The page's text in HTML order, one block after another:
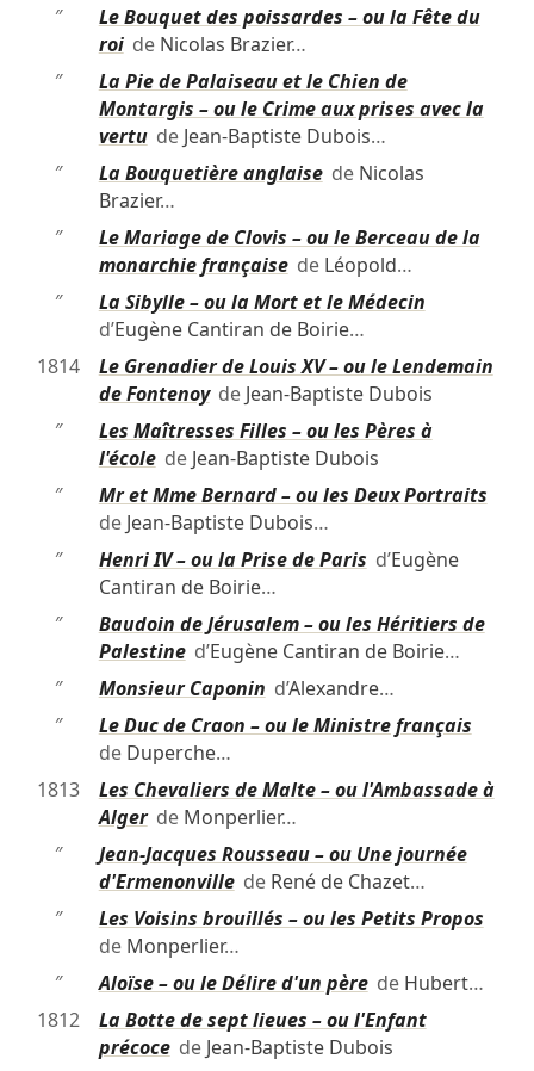
″
Le Bouquet des poissardes – ou la Fête du
roide Nicolas Brazier…
″
La Pie de Palaiseau et le Chien de
Montargis – ou le Crime aux prises avec la
vertude Jean-Baptiste Dubois…
″
La Bouquetière anglaisede Nicolas
Brazier…
″
Le Mariage de Clovis – ou le Berceau de la
monarchie françaisede Léopold…
″
La Sibylle – ou la Mort et le Médecin
d’Eugène Cantiran de Boirie…
1814
Le Grenadier de Louis XV – ou le Lendemain
de Fontenoyde Jean-Baptiste Dubois
″
Les Maîtresses Filles – ou les Pères à
l'écolede Jean-Baptiste Dubois
″
Mr et Mme Bernard – ou les Deux Portraits
de Jean-Baptiste Dubois…
″
Henri IV – ou la Prise de Paris d’Eugène
Cantiran de Boirie…
″
Baudoin de Jérusalem – ou les Héritiers de
Palestined’Eugène Cantiran de Boirie…
″
Monsieur Caponin d’Alexandre…
″
Le Duc de Craon – ou le Ministre français
de Duperche…
1813
Les Chevaliers de Malte – ou l'Ambassade à
Algerde Monperlier…
″
Jean-Jacques Rousseau – ou Une journée
d'Ermenonvillede René de Chazet…
″
Les Voisins brouillés – ou les Petits Propos
de Monperlier…
″
Aloïse – ou le Délire d'un pèrede Hubert…
1812
La Botte de sept lieues – ou l'Enfant
précocede Jean-Baptiste Dubois